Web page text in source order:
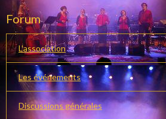
Forum
L'association
Les événements
Discussions générales